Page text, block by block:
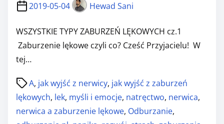
n
e
s
g
a
r
2019-05-04 Hewad Sani
WSZYSTKIE TYPY ZABURZEŃ LĘKOWYCH cz.1
Zaburzenie lękowe czyli co? Cześć Przyjacielu! W
tej…
A, jak wyjść z nerwicy, jak wyjść z zaburzeń
lękowych, lek, myśli i emocje, natręctwo, nerwica,
nerwica a zaburzenie lękowe, Odburzanie,
P
o
s